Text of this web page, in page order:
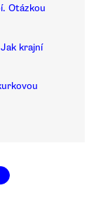
Otázkou
krajní